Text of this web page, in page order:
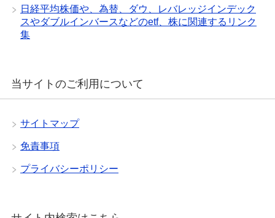
日経平均株価や、為替、ダウ、レバレッジインデック
スやダブルインバースなどのetf、株に関連するリンク
集
当サイトのご利用について
サイトマップ
免責事項
プライバシーポリシー